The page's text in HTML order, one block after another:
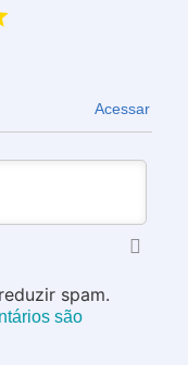
Acessar
spam.
são